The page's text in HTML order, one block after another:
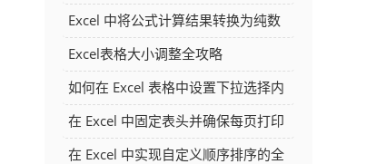
解析
Excel 中将公式计算结果转换为纯数
字的多种方法
Excel表格大小调整全攻略
如何在 Excel 表格中设置下拉选择内
容
在 Excel 中固定表头并确保每页打印
时都显示表头的方法详解
在 Excel 中实现自定义顺序排序的全